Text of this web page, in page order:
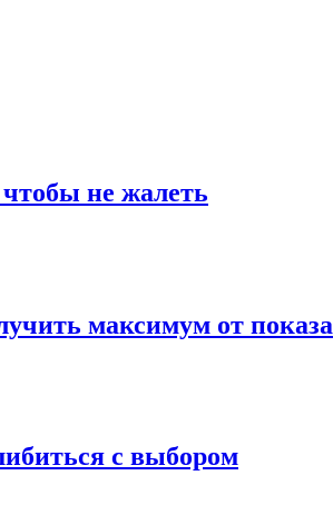
не жалеть
максимум от показа
с выбором